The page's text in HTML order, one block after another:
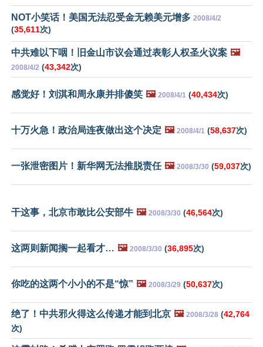
NOT小笑话！美国无法忍受金无赖美元增多 2008/4/2
(35,611次)
中共难以下咽！旧金山市议会通过表彰人权圣火议案 🖼️
2008/4/2 (43,342次)
感觉好！刘淇和周永康并排傻笑 🖼️ 2008/4/1 (40,434次)
十万火急！政治局连夜做出这个决定 🖼️ 2008/4/1 (58,637次)
一张泄密图片！新华网无法推脱责任 🖼️ 2008/3/30 (59,037次)
干这事，北京市敢比公安部牛 🖼️ 2008/3/30 (46,564次)
这两则新闻搁一起看才… 🖼️ 2008/3/30 (36,895次)
你吃的这两个小小的不是“惊” 🖼️ 2008/3/29 (50,637次)
绝了！中共邪火得这么传递才能到北京 🖼️ 2008/3/28 (42,764
次)